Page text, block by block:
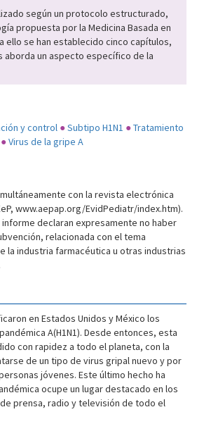
según un protocolo estructurado,
propuesta por la Medicina Basada en
ello se han establecido cinco capítulos,
aborda un aspecto específico de la
y control ●Subtipo H1N1 ●Tratamiento
●Virus de la gripe A
con la revista electrónica
www.aepap.org/EvidPediatr/index.htm).
declaran expresamente no haber
relacionada con el tema
la industria farmacéutica u otras industrias
en Estados Unidos y México los
A(H1N1). Desde entonces, esta
con rapidez a todo el planeta, con la
de un tipo de virus gripal nuevo y por
jóvenes. Este último hecho ha
ocupe un lugar destacado en los
prensa, radio y televisión de todo el